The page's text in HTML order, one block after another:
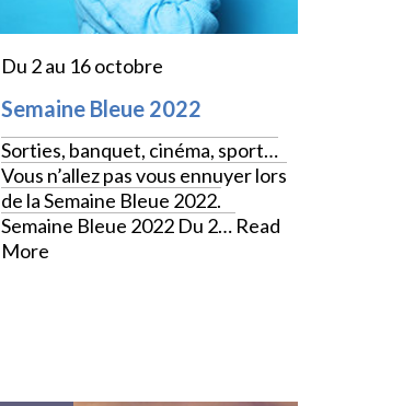
Du 2 au 16 octobre
Semaine Bleue 2022
Sorties, banquet, cinéma, sport…
Vous n’allez pas vous ennuyer lors
de la Semaine Bleue 2022.
Semaine Bleue 2022 Du 2… Read
More